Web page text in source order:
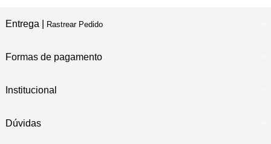
Entrega | Rastrear Pedido
Formas de pagamento
Institucional
Dúvidas